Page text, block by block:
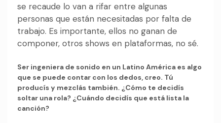
se recaude lo van a rifar entre algunas
personas que están necesitadas por falta de
trabajo. Es importante, ellos no ganan de
componer, otros shows en plataformas, no sé.
Ser ingeniera de sonido en un Latino América es algo
que se puede contar con los dedos, creo. Tú
producís y mezclás también. ¿Cómo te decidís
soltar una rola? ¿Cuándo decidís que está lista la
canción?